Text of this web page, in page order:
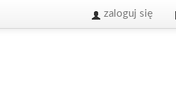
zaloguj się